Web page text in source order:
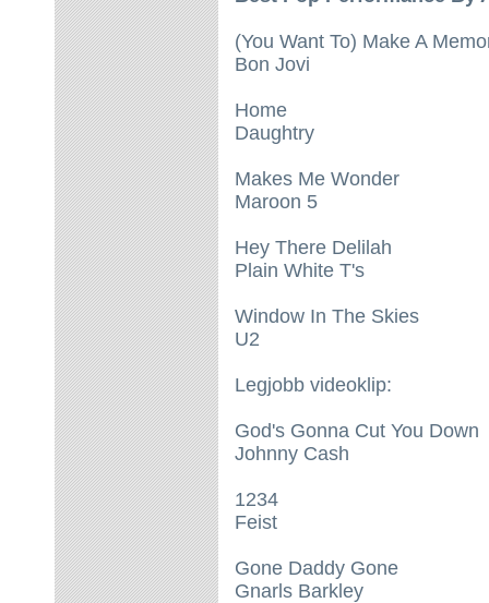
(You Want To) Make A
Bon Jovi
Home
Daughtry
Makes Me Wonder
Maroon 5
Hey There Delilah
Plain White T's
Window In The Skies
U2
Legjobb videoklip:
God's Gonna Cut You Down
Johnny Cash
1234
Feist
Gone Daddy Gone
Gnarls Barkley